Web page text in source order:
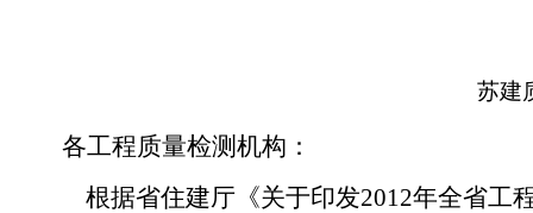
苏建
各工程质量检测机构：
根据省住建厅《关于印发2012年全省工